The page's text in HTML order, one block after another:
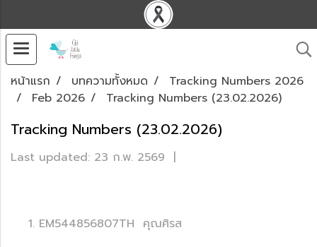
หน้าแรก บทความทั้งหมด
Tracking Numbers 2026
Feb 2026
Tracking Numbers (23.02.2026)
Tracking Numbers (23.02.2026)
Last updated: 23 ก.พ. 2569 |
EM544856807TH คุณศิรส